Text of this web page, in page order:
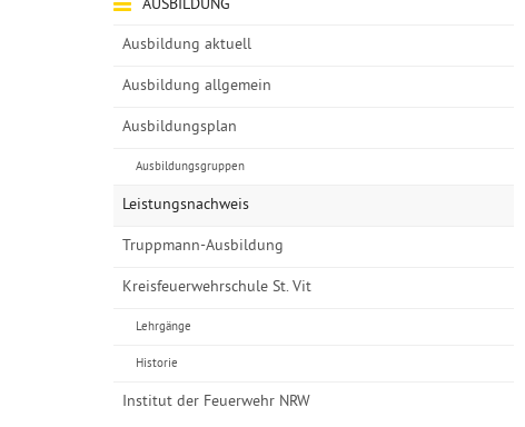
AUSBILDUNG
Ausbildung aktuell
Ausbildung allgemein
Ausbildungsplan
Ausbildungsgruppen
Leistungsnachweis
Truppmann-Ausbildung
Kreisfeuerwehrschule St. Vit
Lehrgänge
Historie
Institut der Feuerwehr NRW